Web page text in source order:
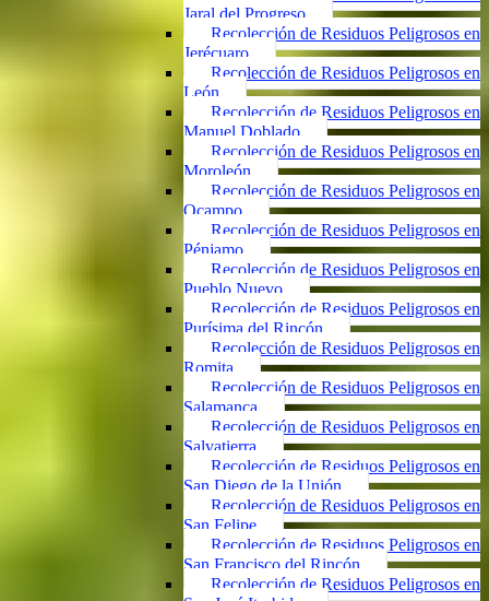
Jaral del Progreso
Recolección de Residuos Peligrosos en
Jerécuaro
Recolección de Residuos Peligrosos en
León
Recolección de Residuos Peligrosos en
Manuel Doblado
Recolección de Residuos Peligrosos en
Moroleón
Recolección de Residuos Peligrosos en
Ocampo
Recolección de Residuos Peligrosos en
Pénjamo
Recolección de Residuos Peligrosos en
Pueblo Nuevo
Recolección de Residuos Peligrosos en
Purísima del Rincón
Recolección de Residuos Peligrosos en
Romita
Recolección de Residuos Peligrosos en
Salamanca
Recolección de Residuos Peligrosos en
Salvatierra
Recolección de Residuos Peligrosos en
San Diego de la Unión
Recolección de Residuos Peligrosos en
San Felipe
Recolección de Residuos Peligrosos en
San Francisco del Rincón
Recolección de Residuos Peligrosos en